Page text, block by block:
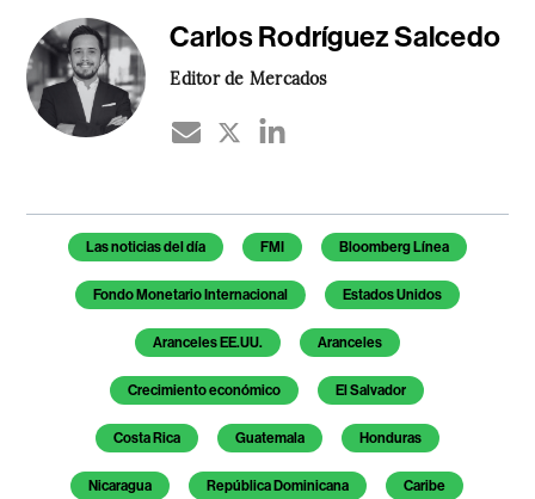
Carlos Rodríguez Salcedo
Editor de Mercados
Temas de este artículo
Las noticias del día FMI Bloomberg Línea
Fondo Monetario Internacional Estados Unidos
Aranceles EE.UU. Aranceles
Crecimiento económico El Salvador
Costa Rica Guatemala Honduras
Nicaragua República Dominicana Caribe